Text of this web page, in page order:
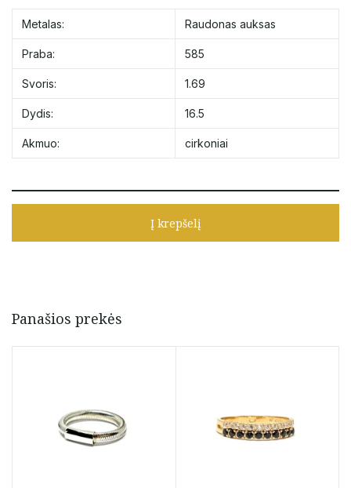
Metalas: Raudonas auksas
Praba: 585
Svoris: 1.69
Dydis: 16.5
Akmuo: cirkoniai
Į krepšelį
Panašios prekės